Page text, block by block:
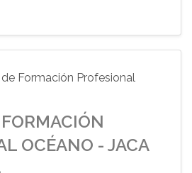
Formación Profesional
OCÉANO - JACA